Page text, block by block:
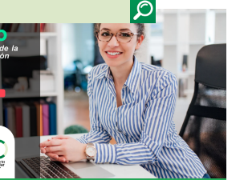
TÉCNICOS LABORALES
BIENESTAR
BIBLIOTECA
INVESTIGACIONES
EDUCACIÓN CONTINUA